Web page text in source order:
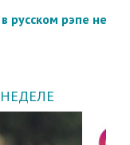
русском рэпе не